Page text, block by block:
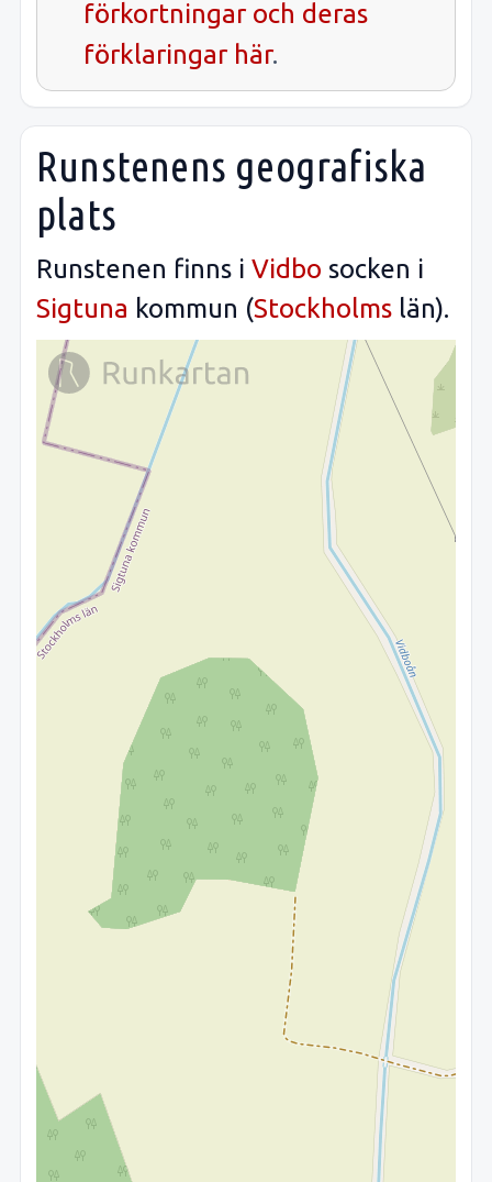
förkortningar och deras
förklaringar här.
Runstenens geografiska
plats
Runstenen finns i Vidbo socken i
Sigtuna kommun (Stockholms län).